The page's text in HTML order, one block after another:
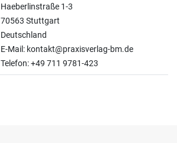
Haeberlinstraße 1-3
70563 Stuttgart
Deutschland
E-Mail: kontakt@praxisverlag-bm.de
Telefon: +49 711 9781-423